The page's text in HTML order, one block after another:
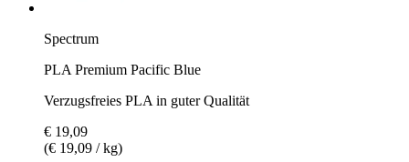
Spectrum
PLA Premium Pacific Blue
Verzugsfreies PLA in guter Qualität
€ 19,09
(€ 19,09 / kg)